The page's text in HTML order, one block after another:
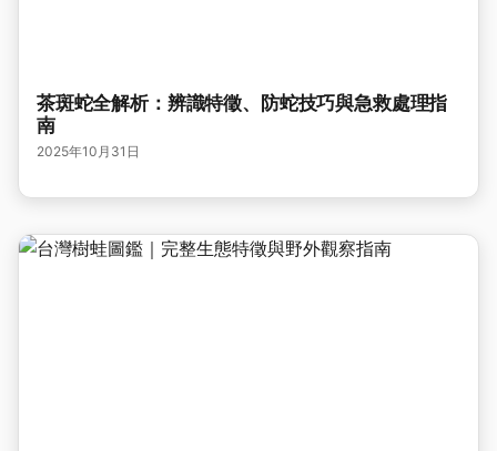
茶斑蛇全解析：辨識特徵、防蛇技巧與急救處理指
南
2025年10月31日